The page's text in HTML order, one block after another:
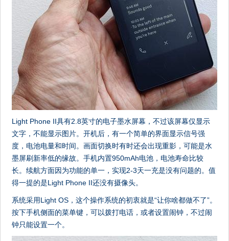
Light Phone II具有2.8英寸的电子墨水屏幕，不过该屏幕仅显示
文字，不能显示图片。开机后，有一个简单的界面显示信号强
度，电池电量和时间。画面切换时有时还会出现重影，可能是水
墨屏刷新率低的缘故。手机内置950mAh电池，电池寿命比较
长。续航方面因为功能的单一，实现2-3天一充是没有问题的。值
得一提的是Light Phone II还没有摄像头。
系统采用Light OS，这个操作系统的初衷就是“让你啥都做不了”。
按下手机侧面的菜单键，可以拨打电话，或者设置闹钟，不过闹
钟只能设置一个。